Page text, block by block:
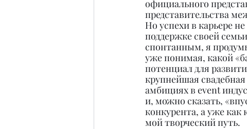
официального
представительства
Но успехи в карьере
поддержке своей
спонтанным, я
уже понимая, какой
потенциал для
крупнейшая
амбициях в event
и, можно сказать,
конкурента, а уже как
мой творческий путь.